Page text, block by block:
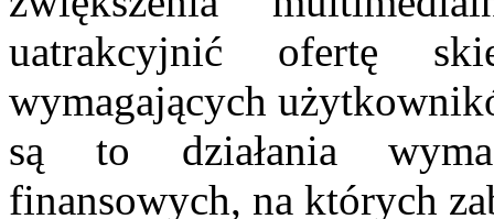
uatrakcyjnić ofertę
wymagających
są to działania
finansowych, na których